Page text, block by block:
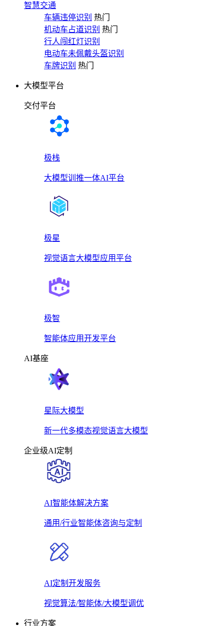
智慧交通
车辆违停识别 热门
机动车占道识别 热门
行人闯红灯识别
电动车未佩戴头盔识别
车牌识别 热门
大模型平台
交付平台
极栈
大模型训推一体AI平台
极星
视觉语言大模型应用平台
极智
智能体应用开发平台
AI基座
星际大模型
新一代多模态视觉语言大模型
企业级AI定制
AI智能体解决方案
通用/行业智能体咨询与定制
AI定制开发服务
视觉算法/智能体/大模型调优
行业方案